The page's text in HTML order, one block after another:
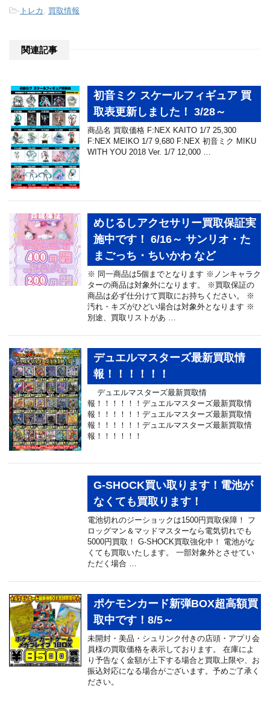
- トレカ , 買取情報
関連記事
初音ミク スケールフィギュア 買
取表更新しました！ 3/28～
商品名 買取価格 F:NEX KAITO 1/7 25,300
F:NEX MEIKO 1/7 9,680 F:NEX 初音ミク MIKU
WITH YOU 2018 Ver. 1/7 12,000 …
めじるしアクセサリー買取保証実
施中です！ 6/16～ サンリオ・た
まごっち・ちいかわ など
※ 同一商品は5個までとなります ※ノンキャラク
ターの商品は対象外になります。 ※買取保証の
商品は必ず仕分けて買取にお持ちください。 ※
汚れ・キズがひどい場合は対象外となります ※
別途、買取リストがあ …
デュエルマスターズ最新買取情
報！！！！！！
デュエルマスターズ最新買取情
報！！！！！！デュエルマスターズ最新買取情
報！！！！！！デュエルマスターズ最新買取情
報！！！！！！デュエルマスターズ最新買取情
報！！！！！！
G-SHOCK買い取ります！電池が
なくても買取ります！
電池切れのジーショックは1500円買取保障！ フ
ロッグマン＆マッドマスターなら電気切れでも
5000円買取！ G-SHOCK買取強化中！ 電池がな
くても買取いたします。 一部対象外とさせてい
ただく場合 …
ポケモンカード新弾BOX超高額買
取中です！8/5～
未開封・美品・シュリンク付きの店頭・アプリ会
員様の買取価格を表示しております。 在庫によ
り予告なく金額が上下する場合と買取上限や、お
振込対応になる場合がございます。予めご了承く
ださい。